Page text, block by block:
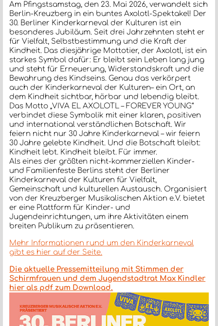
Am Pfingstsamstag, den 23. Mai 2026, verwandelt sich
Berlin-Kreuzberg in ein buntes Axolotl-Spektakel! Der
30. Berliner Kinderkarneval der Kulturen ist ein
besonderes Jubiläum. Seit drei Jahrzehnten steht er
für Vielfalt, Selbstbestimmung und die Kraft der
Kindheit. Das diesjährige Mottotier, der Axolotl, ist ein
starkes Symbol dafür: Er bleibt sein Leben lang jung
und steht für Erneuerung, Widerstandskraft und die
Bewahrung des Kindseins. Genau das verkörpert
auch der Kinderkarneval der Kulturen– ein Ort, an
dem Kindheit sichtbar, hörbar und lebendig bleibt.
Das Motto „VIVA EL AXOLOTL – FOREVER YOUNG“
verbindet diese Symbolik mit einer klaren, positiven
und international verständlichen Botschaft. Wir
feiern nicht nur 30 Jahre Kinderkarneval – wir feiern
30 Jahre gelebte Kindheit. Und die Botschaft bleibt:
Kindheit lebt. Kindheit bleibt. Für immer.
Als eines der größten nicht-kommerziellen Kinder-
und Familienfeste Berlins steht der Berliner
Kinderkarneval der Kulturen für Vielfalt,
Gemeinschaft und kulturellen Austausch. Organisiert
von der Kreuzberger Musikalischen Aktion e.V. bietet
er eine Plattform für Kinder- und
Jugendeinrichtungen, um ihre Aktivitäten einem
breiten Publikum zu präsentieren.
Mehr Informationen rund um den Kinderkarneval
gibt es hier auf der Seite.
Die aktuelle Pressemitteilung mit Stimmen der
Schirmfrauen und dem Jugendstadtrat Max Kindler
hier als pdf zum Download.